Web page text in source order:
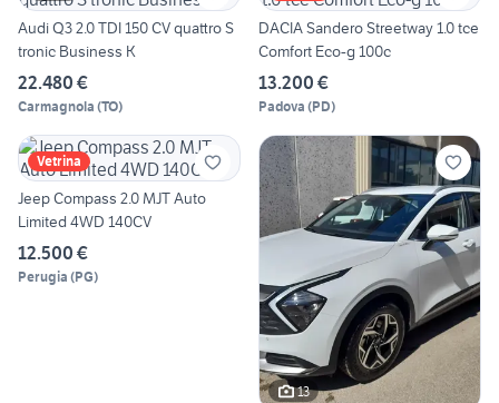
Audi Q3 2.0 TDI 150 CV quattro S
tronic Business K
22.480 €
Carmagnola (TO)
DACIA Sandero Streetway 1.0 tce
Comfort Eco-g 100c
13.200 €
Padova (PD)
Vetrina
Jeep Compass 2.0 MJT Auto
Limited 4WD 140CV
12.500 €
Perugia (PG)
13